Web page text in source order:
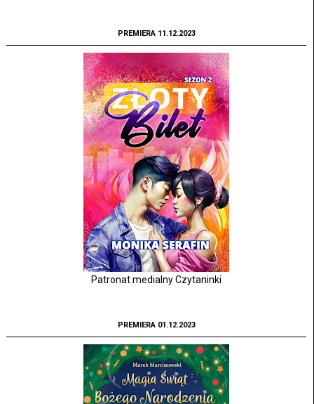
PREMIERA 11.12.2023
Patronat medialny Czytaninki
PREMIERA 01.12.2023